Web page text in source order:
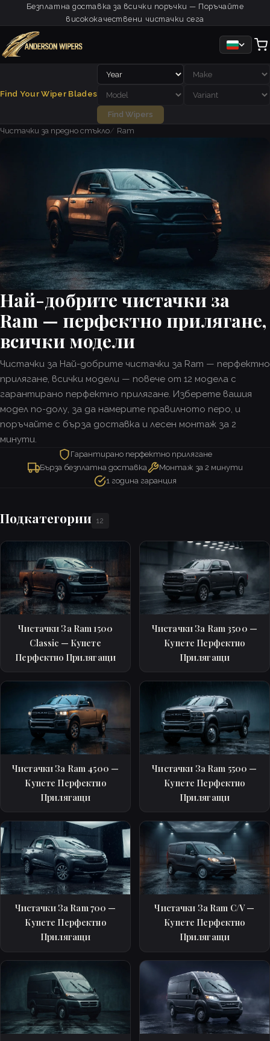
Безплатна доставка за всички поръчки — Поръчайте
висококачествени чистачки сега
Find Your Wiper Blades
Find Wipers
Чистачки за предно стъкло
Ram
Най-добрите чистачки за
Ram — перфектно прилягане,
всички модели
Чистачки за Най-добрите чистачки за Ram — перфектно
прилягане, всички модели — повече от 12 модела с
гарантирано перфектно прилягане. Изберете вашия
модел по-долу, за да намерите правилното перо, и
поръчайте с бърза доставка и лесен монтаж за 2
минути.
Гарантирано перфектно прилягане
Бърза безплатна доставка
Монтаж за 2 минути
1 година гаранция
Подкатегории 12
Чистачки За Ram 1500
Classic — Купете
Перфектно Прилягащи
Чистачки За Ram 3500 —
Купете Перфектно
Прилягащи
Чистачки За Ram 4500 —
Купете Перфектно
Прилягащи
Чистачки За Ram 5500 —
Купете Перфектно
Прилягащи
Чистачки За Ram 700 —
Купете Перфектно
Прилягащи
Чистачки За Ram C/V —
Купете Перфектно
Прилягащи